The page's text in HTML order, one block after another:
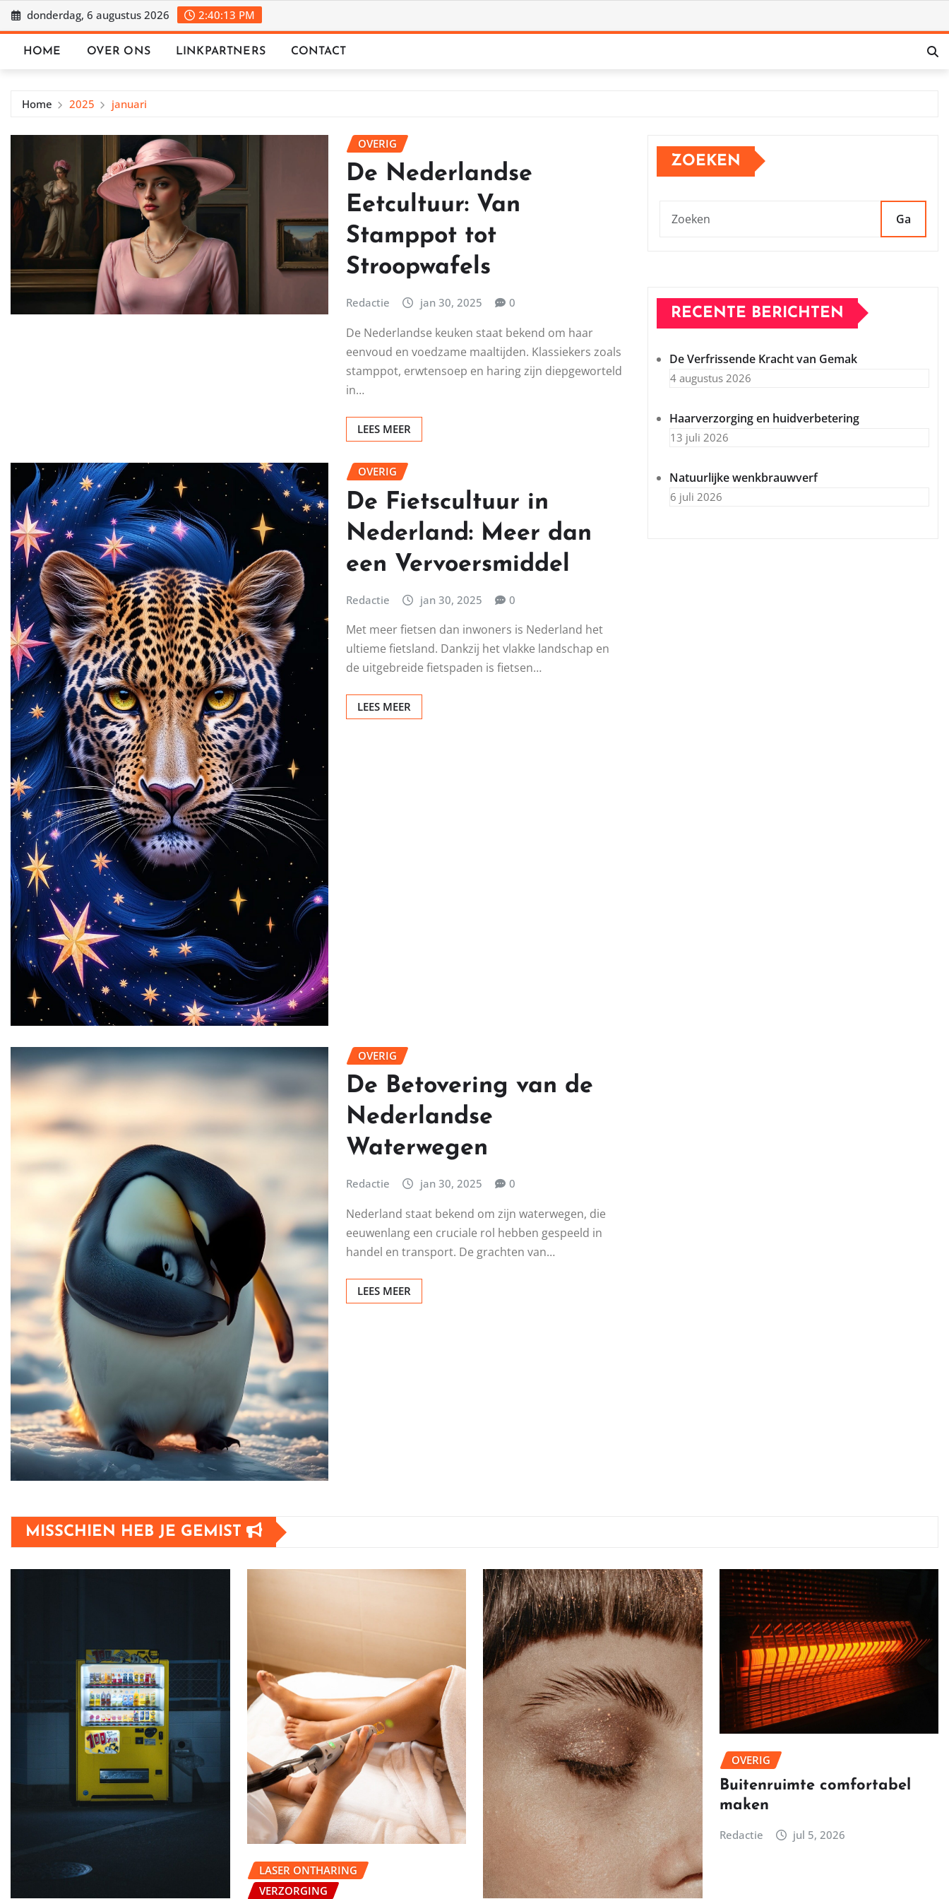
Ga
naar
donderdag, 6 augustus 2026 2:40:14 PM
HOME OVER ONS LINKPARTNERS CONTACT
Home 2025 januari
OVERIG
De Nederlandse
Eetcultuur: Van
Stamppot tot
Stroopwafels
Redactie jan 30, 2025 0
De Nederlandse keuken staat bekend om haar
eenvoud en voedzame maaltijden. Klassiekers zoals
stamppot, erwtensoep en haring zijn diepgeworteld
in…
LEES MEER
OVERIG
De Fietscultuur in
Nederland: Meer dan
een Vervoersmiddel
Redactie jan 30, 2025 0
Met meer fietsen dan inwoners is Nederland het
ultieme fietsland. Dankzij het vlakke landschap en
de uitgebreide fietspaden is fietsen…
LEES MEER
OVERIG
De Betovering van de
Nederlandse
Waterwegen
Redactie jan 30, 2025 0
Nederland staat bekend om zijn waterwegen, die
eeuwenlang een cruciale rol hebben gespeeld in
handel en transport. De grachten van…
LEES MEER
ZOEKEN
Ga
RECENTE BERICHTEN
De Verfrissende Kracht van Gemak
4 augustus 2026
Haarverzorging en huidverbetering
13 juli 2026
Natuurlijke wenkbrauwverf
6 juli 2026
MISSCHIEN HEB JE GEMIST
LASER ONTHARING
VERZORGING
OVERIG
Buitenruimte comfortabel
maken
Redactie jul 5, 2026